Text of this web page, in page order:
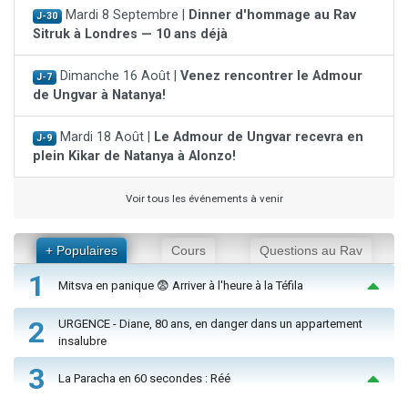
J-30 Mardi 8 Septembre |
Dinner d'hommage au Rav
Sitruk à Londres — 10 ans déjà
J-7 Dimanche 16 Août | Venez rencontrer le Admour
de Ungvar à Natanya!
J-9 Mardi 18 Août |
Le Admour de Ungvar recevra en
plein Kikar de Natanya à Alonzo!
Voir tous les événements à venir
+ Populaires Cours Questions au Rav
1 Mitsva en panique 😨 Arriver à l'heure à la Téfila
2
URGENCE - Diane, 80 ans, en danger dans un appartement
insalubre
3 La Paracha en 60 secondes : Réé